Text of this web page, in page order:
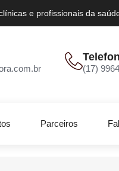
e profissionais da
(17)
Parceiros